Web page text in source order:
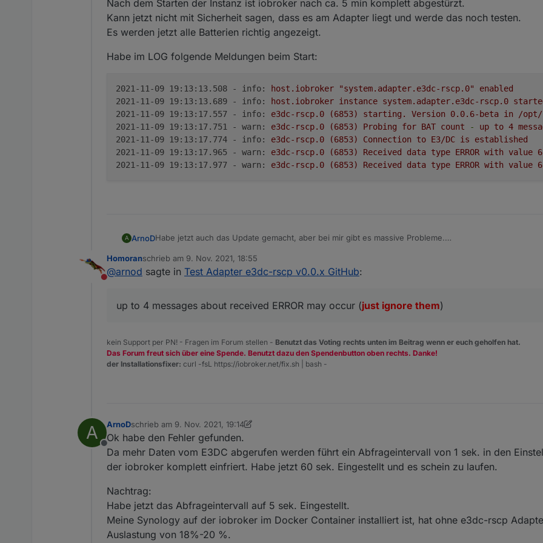
Nach dem Starten der Instanz ist iobroker nach ca. 5 min komplett abgestürzt.
Kann jetzt nicht mit Sicherheit sagen, dass es am Adapter liegt und werde das noch testen.
Es werden jetzt alle Batterien richtig angezeigt.
Habe im LOG folgende Meldungen beim Start:
2021-11-09 19:13:13.508 - info: host.iobroker "system.adapter.e3dc-rscp.0"
enabled
2021-11-09 19:13:13.689 - info:
host.iobroker instance system.adapter.e3dc-rscp.0
2021-11-09 19:13:17.557 - info:
e3dc-rscp.0 (6853) starting. Version 0.0.6-beta in /opt/
2021-11-09 19:13:17.751 - warn:
e3dc-rscp.0 (6853) Probing for BAT count - up to 4
2021-11-09 19:13:17.774 - info:
e3dc-rscp.0 (6853) Connection to E3/DC is
established
2021-11-09 19:13:17.965 - warn:
e3dc-rscp.0 (6853) Received data type ERROR with value 6
2021-11-09 19:13:17.977 - warn:
e3dc-rscp.0 (6853) Received data type ERROR with value 6
A ArnoDHabe jetzt auch das Update gemacht, aber bei mir gibt es massive Probleme.
Kann jetzt nicht mit Sicherheit sagen, dass es am Adapter liegt und werde das noch testen.
Es werden jetzt alle Batterien richtig angezeigt.
Habe im LOG folgende Meldungen beim Start:
2021-11-09 19:13:17.557 - info: e3dc-rscp.0 (6853) starting. Version 0.0.6-
2021-11-09 19:13:17.965 - warn: e3dc-rscp.0 (6853) Received data type ERROR
Nicht stören
Homoranschrieb am 9. Nov. 2021, 18:55
zuletzt editiert von
@arnod sagte in Test Adapter e3dc-rscp v0.0.x GitHub:
up to 4 messages about received ERROR may occur (just ignore them)
kein Support per PN! - Fragen im Forum stellen - Benutzt das Voting rechts unten im Beitrag wenn er euch geholfen hat.
Das Forum freut sich über eine Spende. Benutzt dazu den Spendenbutton oben rechts. Danke!
der Installationsfixer: curl -fsL https://iobroker.net/fix.sh | bash -
A
Offline
ArnoDschrieb am 9. Nov. 2021, 19:14
zuletzt editiert von ArnoD11. Sept. 2021, 21:07
Ok habe den Fehler gefunden.
Da mehr Daten vom E3DC abgerufen werden führt ein Abfrageintervall von 1 sek. in den
der iobroker komplett einfriert. Habe jetzt 60 sek. Eingestellt und es schein zu laufen.
Nachtrag:
Habe jetzt das Abfrageintervall auf 5 sek. Eingestellt.
Meine Synology auf der iobroker im Docker Container installiert ist, hat ohne e3dc-rscp
Auslastung von 18%-20 %.